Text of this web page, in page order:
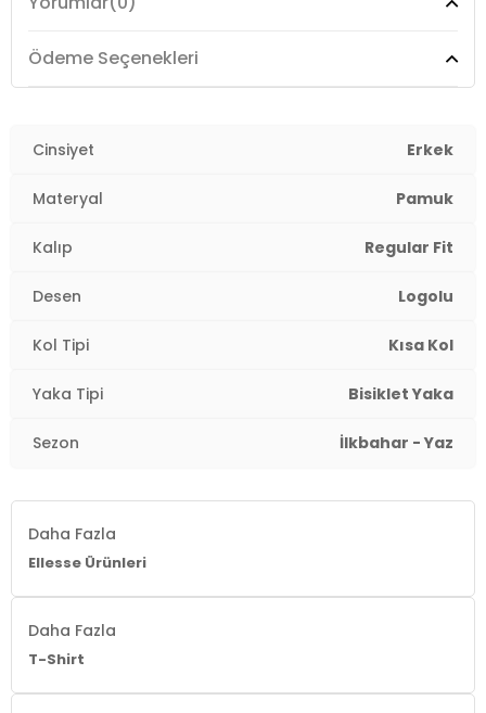
Menşei :Türkiye
Ödeme Seçenekleri
Cinsiyet Erkek
Materyal Pamuk
Kalıp Regular Fit
Desen Logolu
Kol Tipi Kısa Kol
Yaka Tipi Bisiklet Yaka
Sezon İlkbahar - Yaz
Daha Fazla
Ellesse Ürünleri
Daha Fazla
T-Shirt